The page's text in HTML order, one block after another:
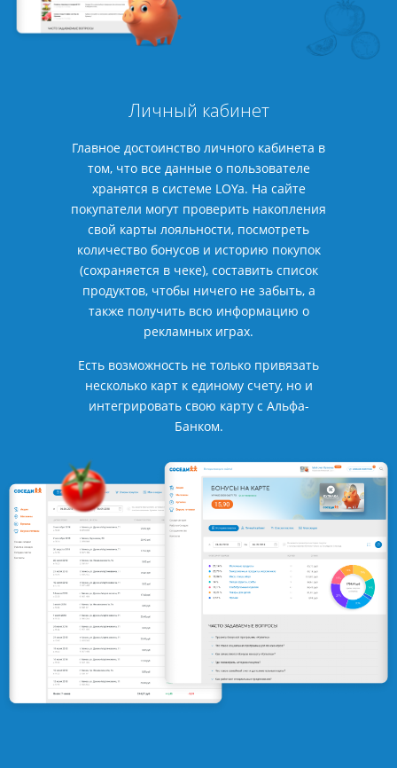
Личный кабинет
Главное достоинство личного кабинета в
том, что все данные о пользователе
хранятся в системе LOYa. На сайте
покупатели могут проверить накопления
свой карты лояльности, посмотреть
количество бонусов и историю покупок
(сохраняется в чеке), составить список
продуктов, чтобы ничего не забыть, а
также получить всю информацию о
рекламных играх.
Есть возможность не только привязать
несколько карт к единому счету, но и
интегрировать свою карту с Альфа-
Банком.